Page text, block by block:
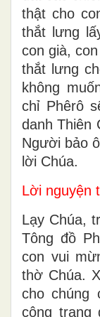
thật cho
thắt lưng
con già,
thắt lưng
không
chỉ Phêrô
danh Thiên
Người bảo
lời Chúa.
Lời nguyện
Lạy Chúa,
Tông đồ
con vui
thờ Chúa.
cho chúng
công trạng